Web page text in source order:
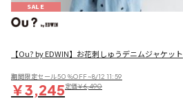
SALE
【Ou? by EDWIN】お花刺しゅうデニムジャケット
期間限定セール50％OFF~8/12 11:59
￥3,245定価￥6,490